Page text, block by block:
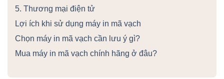
5. Thương mại điện tử
Lợi ích khi sử dụng máy in mã vạch
Chọn máy in mã vạch cần lưu ý gì?
Mua máy in mã vạch chính hãng ở đâu?